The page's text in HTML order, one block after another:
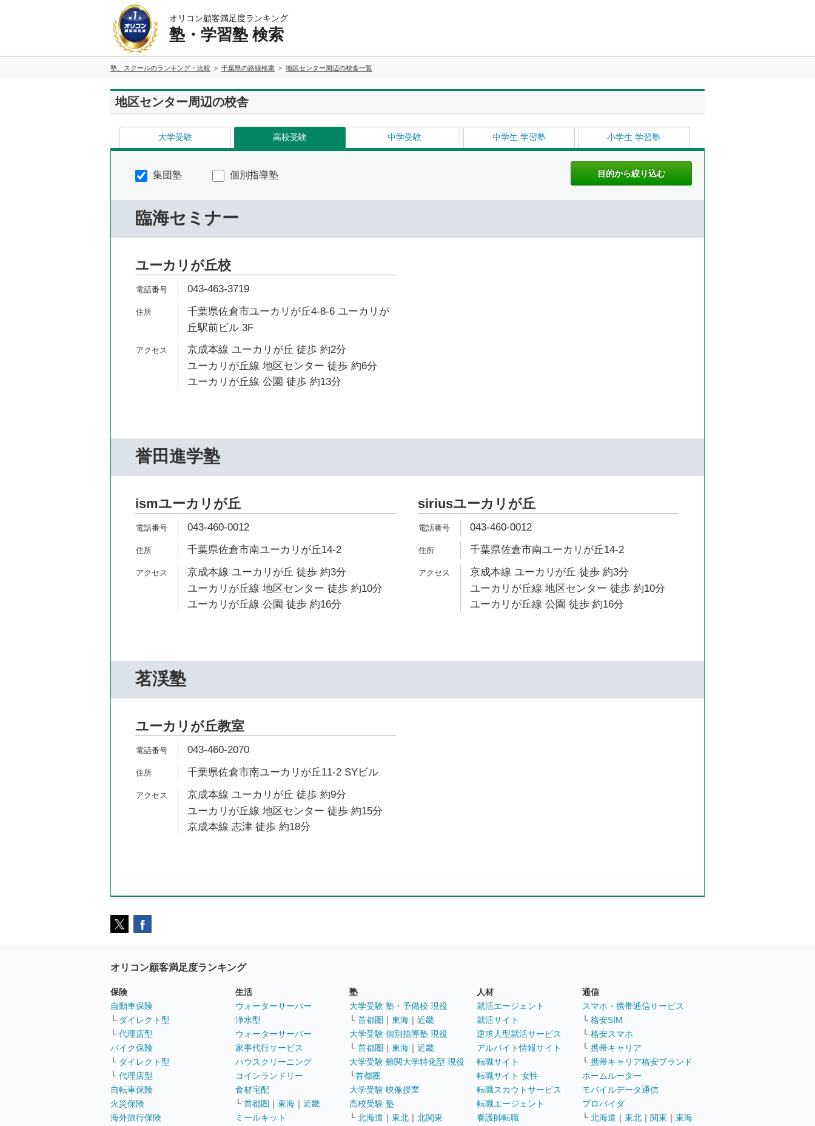
オリコン顧客満足度ランキング
塾・学習塾 検索
塾、スクールのランキング・比較 千葉県の路線検索 地区センター周辺の校舎一覧
地区センター周辺の校舎
大学受験 高校受験 中学受験 中学生 学習塾 小学生 学習塾
集団塾 個別指導塾
臨海セミナー
ユーカリが丘校
043-463-3719
千葉県佐倉市ユーカリが丘4-8-6 ユーカリが
丘駅前ビル 3F
京成本線 ユーカリが丘 徒歩 約2分
ユーカリが丘線 地区センター 徒歩 約6分
ユーカリが丘線 公園 徒歩 約13分
誉田進学塾
ismユーカリが丘
043-460-0012
千葉県佐倉市南ユーカリが丘14-2
京成本線 ユーカリが丘 徒歩 約3分
ユーカリが丘線 地区センター 徒歩 約10分
ユーカリが丘線 公園 徒歩 約16分
siriusユーカリが丘
043-460-0012
千葉県佐倉市南ユーカリが丘14-2
京成本線 ユーカリが丘 徒歩 約3分
ユーカリが丘線 地区センター 徒歩 約10分
ユーカリが丘線 公園 徒歩 約16分
茗渓塾
ユーカリが丘教室
043-460-2070
千葉県佐倉市南ユーカリが丘11-2 SYビル
京成本線 ユーカリが丘 徒歩 約9分
ユーカリが丘線 地区センター 徒歩 約15分
京成本線 志津 徒歩 約18分
オリコン顧客満足度ランキング
保険
自動車保険
└ ダイレクト型
└ 代理店型
バイク保険
└ ダイレクト型
└ 代理店型
自転車保険
火災保険
海外旅行保険
生活
ウォーターサーバー
浄水型
ウォーターサーバー
家事代行サービス
ハウスクリーニング
コインランドリー
食材宅配
└ 首都圏 ｜ 東海 ｜ 近畿
ミールキット
塾
大学受験 塾・予備校 現役
└ 首都圏 ｜ 東海 ｜ 近畿
大学受験 個別指導塾 現役
└ 首都圏 ｜ 東海 ｜ 近畿
大学受験 難関大学特化型 現役
└首都圏
大学受験 映像授業
高校受験 塾
└ 北海道 ｜ 東北 ｜ 北関東
人材
就活エージェント
就活サイト
逆求人型就活サービス
アルバイト情報サイト
転職サイト
転職サイト 女性
転職スカウトサービス
転職エージェント
看護師転職
通信
スマホ・携帯通信サービス
└ 格安SIM
└ 格安スマホ
└ 携帯キャリア
└ 携帯キャリア格安ブランド
ホームルーター
モバイルデータ通信
プロバイダ
└ 北海道 ｜ 東北 ｜ 関東 ｜ 東海